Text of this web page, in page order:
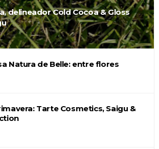
delineador Cold Cocoa & Gloss
Natura de Belle: entre flores
Tarte Cosmetics, Saigu &